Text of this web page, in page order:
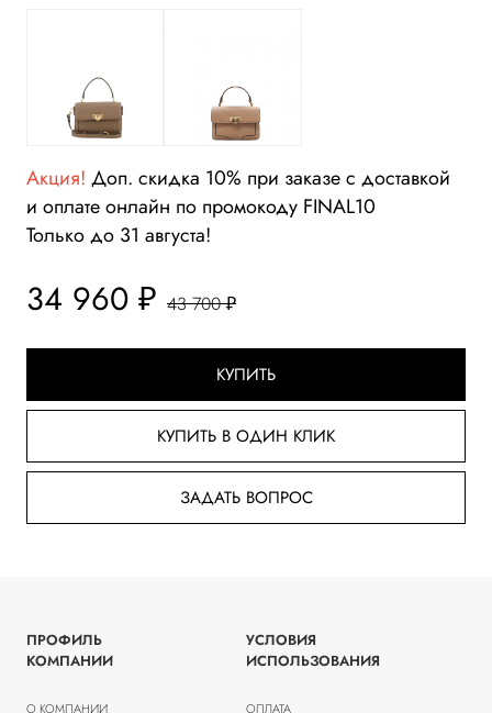
Акция! Доп. скидка 10% при заказе с доставкой
и оплате онлайн по промокоду FINAL10
Только до 31 августа!
34 960 ₽ 43 700 ₽
КУПИТЬ
КУПИТЬ В ОДИН КЛИК
ЗАДАТЬ ВОПРОС
ПРОФИЛЬ
КОМПАНИИ
О КОМПАНИИ
УСЛОВИЯ
ИСПОЛЬЗОВАНИЯ
ОПЛАТА